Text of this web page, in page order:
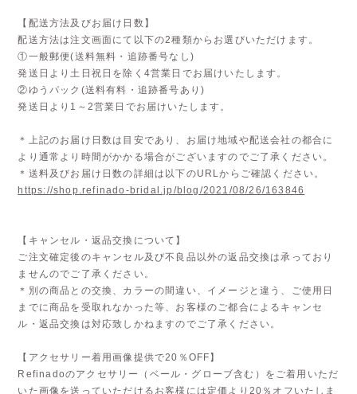
【配送方法及びお届け日数】
配送方法は注文画面にて以下の2種類からお選びいただけます。
①一般郵便(送料無料・追跡番号なし)
発送日より土日祝日を除く4営業日でお届けいたします。
②ゆうパック(送料有料・追跡番号あり)
発送日より1～2営業日でお届けいたします。
＊上記のお届け日数は目安であり、お届け地域や配送会社の都合に
より通常より時間がかかる場合がございますのでご了承ください。
＊送料及びお届け日数の詳細は以下のURLからご確認ください。
https://shop.refinado-bridal.jp/blog/2021/08/26/163846
【キャンセル・返品交換について】
ご注文確定後のキャンセル及び不良品以外の返品交換は承っており
ませんのでご了承ください。
＊別の商品との交換、カラーの間違い、イメージと違う、ご使用日
までに商品を受取れなかった等、お客様のご都合によるキャンセ
ル・返品交換は対応致しかねますのでご了承ください。
【アクセサリー着用画像提供で20％OFF】
Refinadoのアクセサリー（ベール・グローブ含む）をご着用いただ
いた画像を送っていただけるお客様には定価より20％オフいたしま